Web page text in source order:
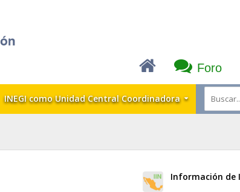
Foro
INEGI como Unidad Central Coordinadora
Información de